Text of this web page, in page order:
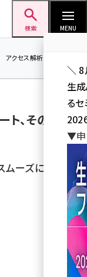
検索 MENU
アクセス解析／データ分析
、その「運
ーズに進めて
＼ 8
生
る
▼申